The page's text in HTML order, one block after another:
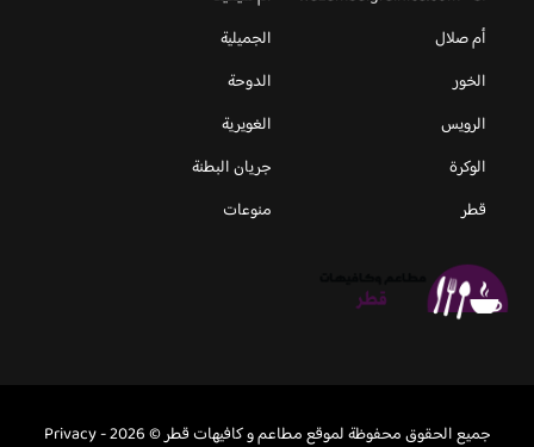
أم صلال
الجميلية
الخور
الدوحة
الرويس
الغويرية
الوكرة
جريان البطنة
قطر
منوعات
جميع الحقوق محفوظة لموقع مطاعم و كافيهات قطر © 2026 - Privacy